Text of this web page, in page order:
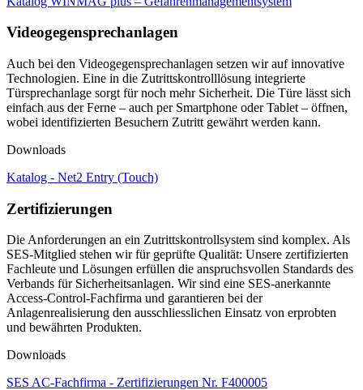
Videogegensprechanlagen
Auch bei den Videogegensprechanlagen setzen wir auf innovative
Technologien. Eine in die Zutrittskontrolllösung integrierte
Türsprechanlage sorgt für noch mehr Sicherheit. Die Türe lässt sich
einfach aus der Ferne – auch per Smartphone oder Tablet – öffnen,
wobei identifizierten Besuchern Zutritt gewährt werden kann.
Downloads
Katalog - Net2 Entry (Touch)
Zertifizierungen
Die Anforderungen an ein Zutrittskontrollsystem sind komplex. Als
SES-Mitglied stehen wir für geprüfte Qualität: Unsere zertifizierten
Fachleute und Lösungen erfüllen die anspruchsvollen Standards des
Verbands für Sicherheitsanlagen. Wir sind eine SES-anerkannte
Access-Control-Fachfirma und garantieren bei der
Anlagenrealisierung den ausschliesslichen Einsatz von erprobten
und bewährten Produkten.
Downloads
SES AC-Fachfirma - Zertifizierungen Nr. F400005